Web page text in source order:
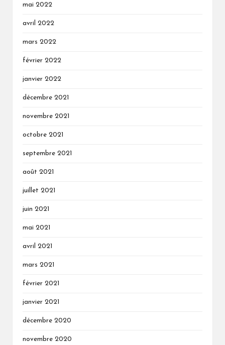
mai 2022
avril 2022
mars 2022
février 2022
janvier 2022
décembre 2021
novembre 2021
octobre 2021
septembre 2021
août 2021
juillet 2021
juin 2021
mai 2021
avril 2021
mars 2021
février 2021
janvier 2021
décembre 2020
novembre 2020